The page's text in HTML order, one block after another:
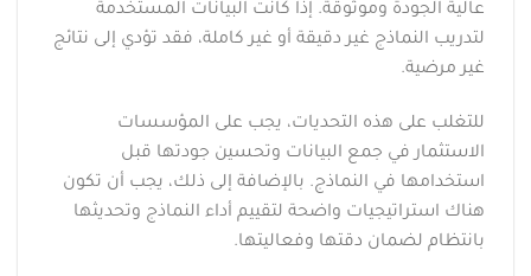
عالية الجودة وموثوقة. إذا كانت البيانات المستخدمة
لتدريب النماذج غير دقيقة أو غير كاملة، فقد تؤدي إلى نتائج
غير مرضية.
للتغلب على هذه التحديات، يجب على المؤسسات
الاستثمار في جمع البيانات وتحسين جودتها قبل
استخدامها في النماذج. بالإضافة إلى ذلك، يجب أن تكون
هناك استراتيجيات واضحة لتقييم أداء النماذج وتحديثها
بانتظام لضمان دقتها وفعاليتها.